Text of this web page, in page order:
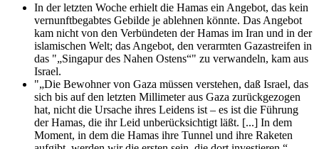
In der letzten Woche erhielt die Hamas ein Angebot, das kein
vernunftbegabtes Gebilde je ablehnen könnte. Das Angebot
kam nicht von den Verbündeten der Hamas im Iran und in der
islamischen Welt; das Angebot, den verarmten Gazastreifen in
das
„Singapur des Nahen Ostens“
zu verwandeln, kam aus
Israel.
„Die Bewohner von Gaza müssen verstehen, daß Israel, das
sich bis auf den letzten Millimeter aus Gaza zurückgezogen
hat, nicht die Ursache ihres Leidens ist – es ist die Führung
der Hamas, die ihr Leid unberücksichtigt läßt. [...] In dem
Moment, in dem die Hamas ihre Tunnel und ihre Raketen